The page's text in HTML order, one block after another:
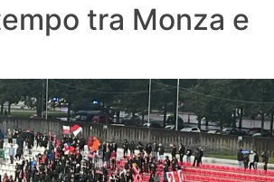
tra Monza e